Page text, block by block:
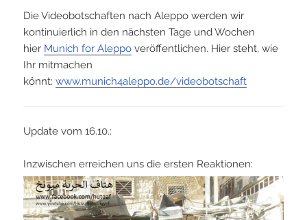
Die Videobotschaften nach Aleppo werden wir
kontinuierlich in den nächsten Tage und Wochen
hier Munich for Aleppo veröffentlichen. Hier steht, wie
Ihr mitmachen
könnt:www.munich4aleppo.de/videobotschaft
Update vom 16.10.:
Inzwischen erreichen uns die ersten Reaktionen: